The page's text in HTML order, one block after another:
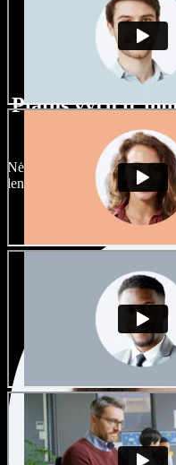
Platus vyrų ir
su
Nėra dviejų vienodų
lengvai juos prisitaikykite.